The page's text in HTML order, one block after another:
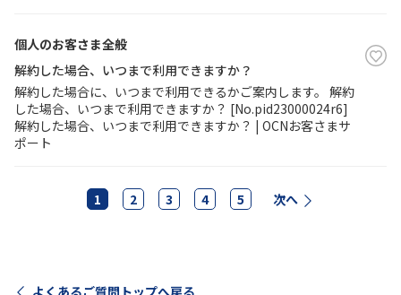
個人のお客さま全般
解約した場合、いつまで利用できますか？
解約した場合に、いつまで利用できるかご案内します。 解約
した場合、いつまで利用できますか？ [No.pid23000024r6]
解約した場合、いつまで利用できますか？ | OCNお客さまサ
ポート
1 2 3 4 5 次へ
よくあるご質問トップへ戻る